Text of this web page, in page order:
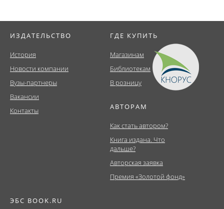
ИЗДАТЕЛЬСТВО
История
Новости компании
Вузы-партнеры
Вакансии
Контакты
ГДЕ КУПИТЬ
Магазинам
Библиотекам
В розницу
АВТОРАМ
Как стать автором?
Книга издана. Что
дальше?
Авторская заявка
Премия «Золотой фонд»
ЭБС BOOK.RU